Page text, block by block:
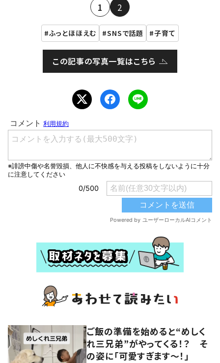
1 2
ふっとほほえむ SNSで話題 子育て
この記事の写真一覧はこちら
ご飯の準備を始めると“めしく
れ三兄弟”がやってくる！？ そ
の姿に「可愛すぎます〜！」